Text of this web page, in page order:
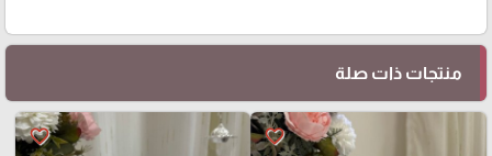
منتجات ذات صلة
favorite_border
favorite_border